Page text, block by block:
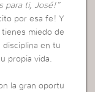
para ti, José!”
por esa fe! Y
miedo de
disciplina en tu
propia vida.
la gran oportu